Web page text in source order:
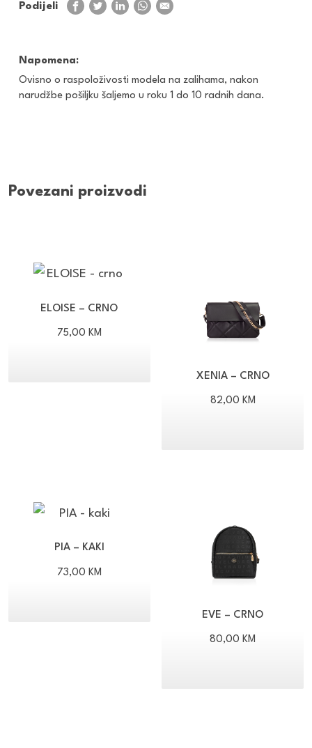
Podijeli
Napomena:
Ovisno o raspoloživosti modela na zalihama, nakon
narudžbe pošiljku šaljemo u roku 1 do 10 radnih dana.
Povezani proizvodi
ELOISE – CRNO
75,00 KM
XENIA – CRNO
82,00 KM
PIA – KAKI
73,00 KM
EVE – CRNO
80,00KM